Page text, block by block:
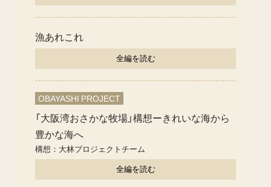
漁あれこれ
全編を読む
OBAYASHI PROJECT
「大阪湾おさかな牧場」構想ーきれいな海から
豊かな海へ
構想：大林プロジェクトチーム
全編を読む